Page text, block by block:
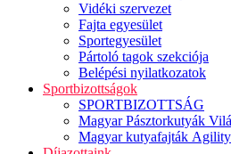
Vidéki szervezet
Fajta egyesület
Sportegyesület
Pártoló tagok szekciója
Belépési nyilatkozatok
Sportbizottságok
SPORTBIZOTTSÁG
Magyar Pásztorkutyák
Magyar kutyafajták Agility